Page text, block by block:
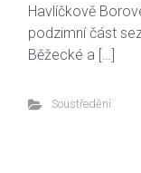
Havlíčkově
podzimní část
Běžecké a […]
Soustředění